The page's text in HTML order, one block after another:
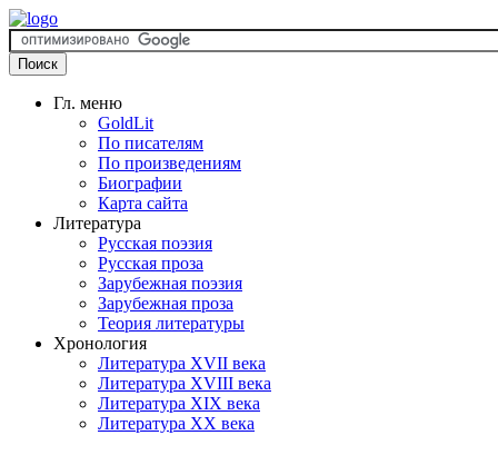
Гл. меню
GoldLit
По писателям
По произведениям
Биографии
Карта сайта
Литература
Русская поэзия
Русская проза
Зарубежная поэзия
Зарубежная проза
Теория литературы
Хронология
Литература XVII века
Литература XVIII века
Литература XIX века
Литература XX века